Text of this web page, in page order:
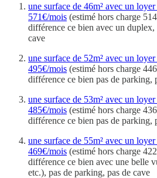
une surface de 46m² avec un
571€/mois (estimé hors charge
différence ce bien avec un duplex,
cave
une surface de 52m² avec un
495€/mois (estimé hors charge
différence ce bien pas de parking,
une surface de 53m² avec un
485€/mois (estimé hors charge
différence ce bien pas de parking,
une surface de 55m² avec un
469€/mois (estimé hors charge
différence ce bien avec une belle
etc.), pas de parking, pas de cave